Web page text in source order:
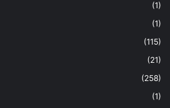
(1)
(1)
(115)
(21)
(258)
(1)